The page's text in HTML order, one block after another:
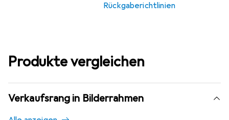
Rückgaberichtlinien
Produkte vergleichen
Verkaufsrang in Bilderrahmen